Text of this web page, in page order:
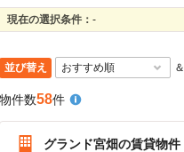
現在の選択条件： -
並び替え ＆
物件数58件
グランド宮畑の賃貸物件